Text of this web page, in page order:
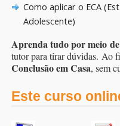
Como aplicar o ECA
Adolescente)
Aprenda tudo por meio
tutor para tirar dúvidas. Ao
Conclusão em Casa, sem
Este curso